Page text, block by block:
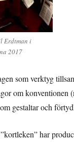
Erdtman i
2017
som verktyg
om konventionen
gestaltar och
har